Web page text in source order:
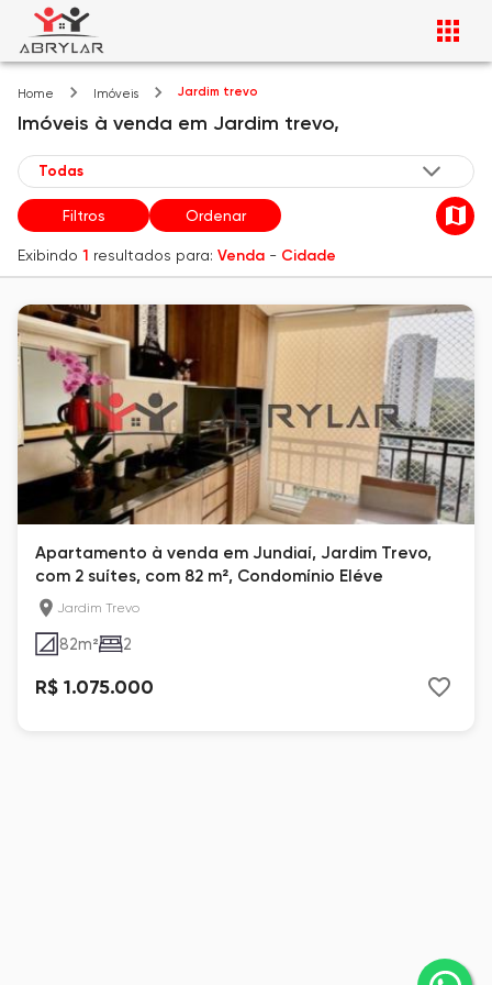
Home Imóveis Jardim trevo
Imóveis à venda em Jardim trevo,
Filtros Ordenar
Exibindo 1 resultados para: Venda - Cidade
Apartamento à venda em Jundiaí, Jardim Trevo,
com 2 suítes, com 82 m², Condomínio Eléve
Jardim Trevo
82m² 2
R$ 1.075.000